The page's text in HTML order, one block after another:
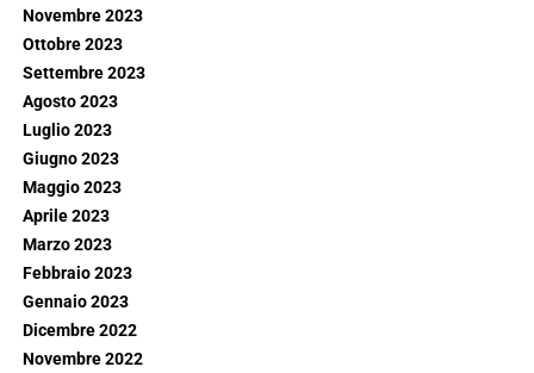
Novembre 2023
Ottobre 2023
Settembre 2023
Agosto 2023
Luglio 2023
Giugno 2023
Maggio 2023
Aprile 2023
Marzo 2023
Febbraio 2023
Gennaio 2023
Dicembre 2022
Novembre 2022